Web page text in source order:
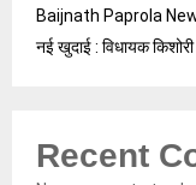
Baijnath Paprola
नई खुदाई : विधायक
Recent